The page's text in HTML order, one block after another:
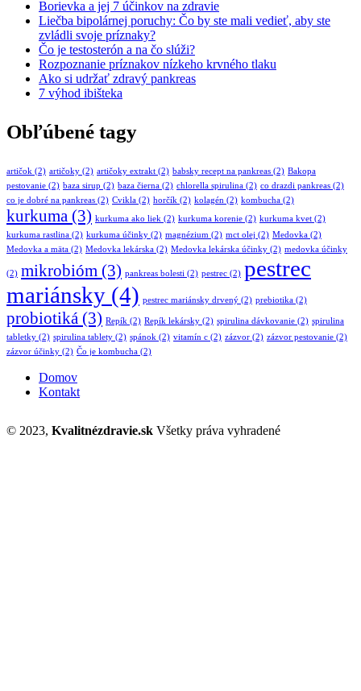
Borievka a jej 7 účinkov na zdravie
Liečba bipolárnej poruchy: Čo by ste mali vedieť, aby ste
zvládli svoje príznaky?
Čo je testosterón a na čo slúži?
Rozpoznanie príznakov nízkeho krvného tlaku
Ako si udržať zdravý pankreas
7 výhod ibišteka
Obľúbené tagy
artičok (2) artičoky (2) artičoky extrakt (2) babsky recept na pankreas (2) Bakopa
pestovanie (2) baza sirup (2) baza čierna (2) chlorella spirulina (2) co drazdi pankreas (2)
co je dobré na pankreas (2) Cvikla (2) horčík (2) kolagén (2) kombucha (2)
kurkuma (3) kurkuma ako liek (2) kurkuma korenie (2) kurkuma kvet (2)
kurkuma rastlina (2) kurkuma účinky (2) magnézium (2) mct olej (2) Medovka (2)
Medovka a mäta (2) Medovka lekárska (2) Medovka lekárska účinky (2) medovka účinky
(2) mikrobióm (3) pankreas bolesti (2) pestrec (2) pestrec
mariánsky (4) pestrec mariánsky drvený (2) prebiotika (2)
probiotiká (3) Repík (2) Repík lekársky (2) spirulina dávkovanie (2) spirulina
tabletky (2) spirulina tablety (2) spánok (2) vitamín c (2) zázvor (2) zázvor pestovanie (2)
zázvor účinky (2) Čo je kombucha (2)
Domov
Kontakt
© 2023, Kvalitnézdravie.sk Všetky práva vyhradené